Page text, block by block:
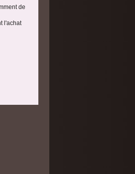
de
l'achat